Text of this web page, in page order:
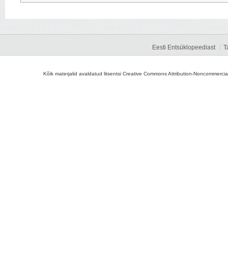
Eesti Entsüklopeediast
Kõik materjalid avaldatud litsentsi Creative Commons Attribution-